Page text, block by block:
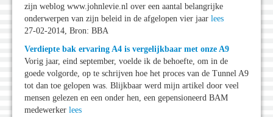
zijn weblog www.johnlevie.nl over een aantal belangrijke
onderwerpen van zijn beleid in de afgelopen vier jaar lees
27-02-2014, Bron: BBA
Verdiepte bak ervaring A4 is vergelijkbaar met onze A9
Vorig jaar, eind september, voelde ik de behoefte, om in de
goede volgorde, op te schrijven hoe het proces van de Tunnel A9
tot dan toe gelopen was. Blijkbaar werd mijn artikel door veel
mensen gelezen en een onder hen, een gepensioneerd BAM
medewerker lees